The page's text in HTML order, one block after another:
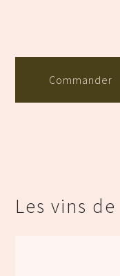
Commander
Les vins